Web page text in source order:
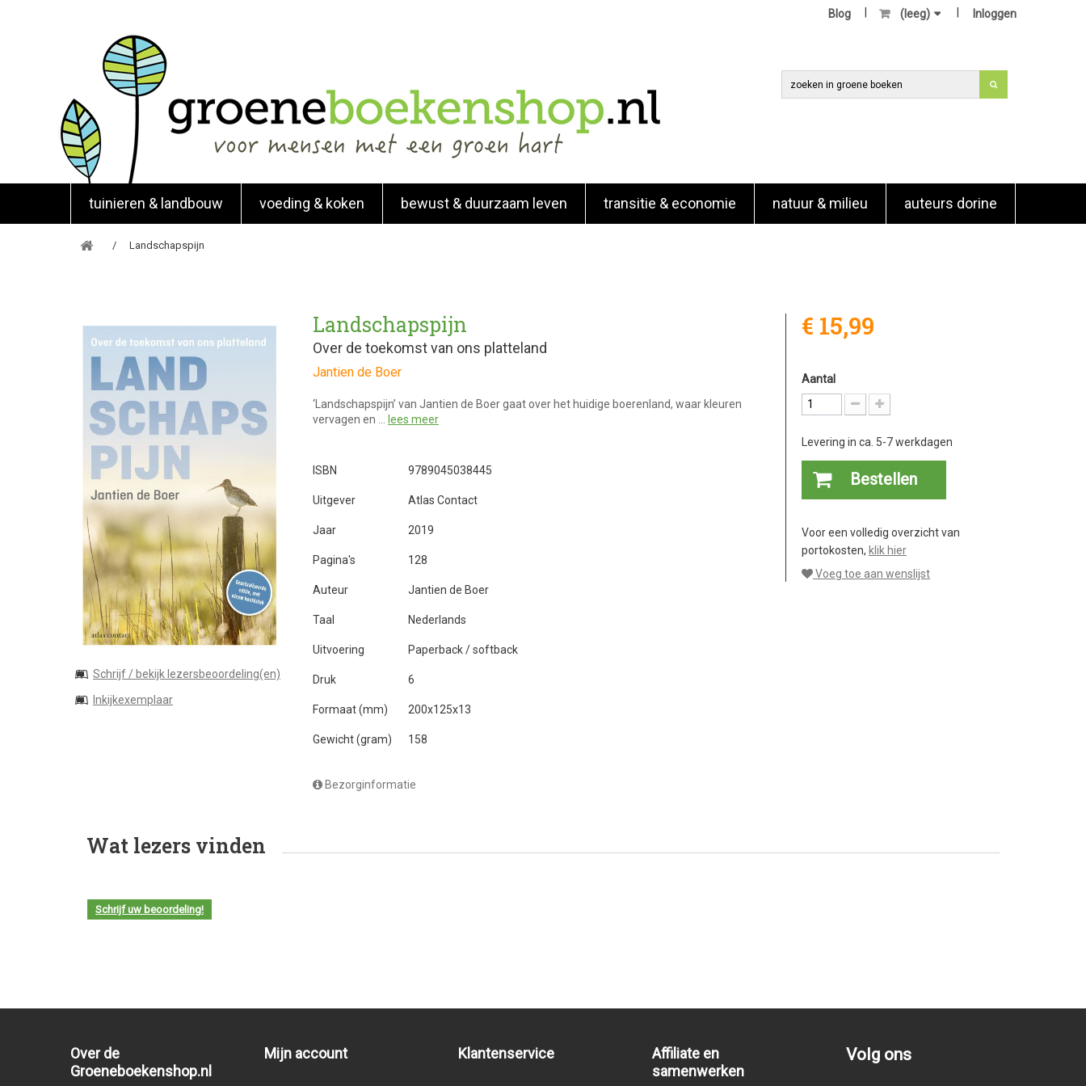
Inloggen
(leeg)
Blog
tuinieren & landbouw voeding & koken bewust & duurzaam leven transitie & economie natuur & milieu auteurs dorine
Landschapspijn
Schrijf / bekijk lezersbeoordeling(en)
Inkijkexemplaar
Landschapspijn
Over de toekomst van ons platteland
Jantien de Boer
‘Landschapspijn’ van Jantien de Boer gaat over het huidige boerenland, waar kleuren
vervagen en … lees meer
ISBN 9789045038445
Uitgever Atlas Contact
Jaar 2019
Pagina's 128
Auteur Jantien de Boer
Taal Nederlands
Uitvoering Paperback / softback
Druk 6
Formaat (mm) 200x125x13
Gewicht (gram) 158
Bezorginformatie
€ 15,99
Aantal
Levering in ca. 5-7 werkdagen
Bestellen
Voor een volledig overzicht van
portokosten, klik hier
Voeg toe aan wenslijst
Wat lezers vinden
Schrijf uw beoordeling!
Over de
Groeneboekenshop.nl
Mijn account Klantenservice
Affiliate en
samenwerken
Volg ons